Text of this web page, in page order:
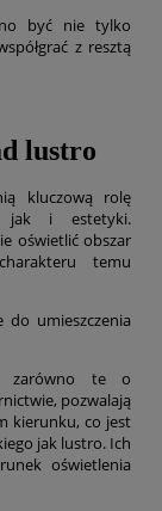
być nie tylko
z resztą
lustro
kluczową rolę
jak i estetyki.
oświetlić obszar
temu
umieszczenia
zarówno te o
pozwalają
kierunku, co jest
jak lustro. Ich
oświetlenia